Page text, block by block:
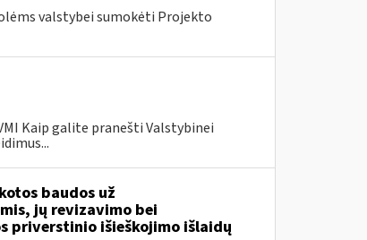
valstybei sumokėti Projekto
Kaip galite pranešti Valstybinei
baudos už
jų revizavimo bei
priverstinio išieškojimo išlaidų